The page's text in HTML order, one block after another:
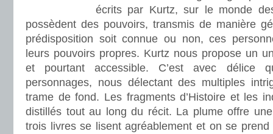
écrits par Kurtz, sur le monde
possèdent des pouvoirs, transmis de manière
prédisposition soit connue ou non, ces
leurs pouvoirs propres. Kurtz nous propose un
et pourtant accessible. C’est avec délice
personnages, nous délectant des multiples
trame de fond. Les fragments d’Histoire et les
distillés tout au long du récit. La plume offre
trois livres se lisent agréablement et on se